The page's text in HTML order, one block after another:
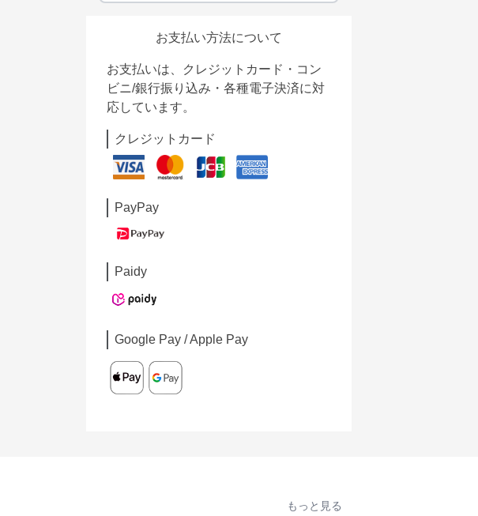
お支払い方法について
お支払いは、クレジットカード・コン
ビニ/銀行振り込み・各種電子決済に対
応しています。
クレジットカード
PayPay
Paidy
Google Pay / Apple Pay
もっと見る